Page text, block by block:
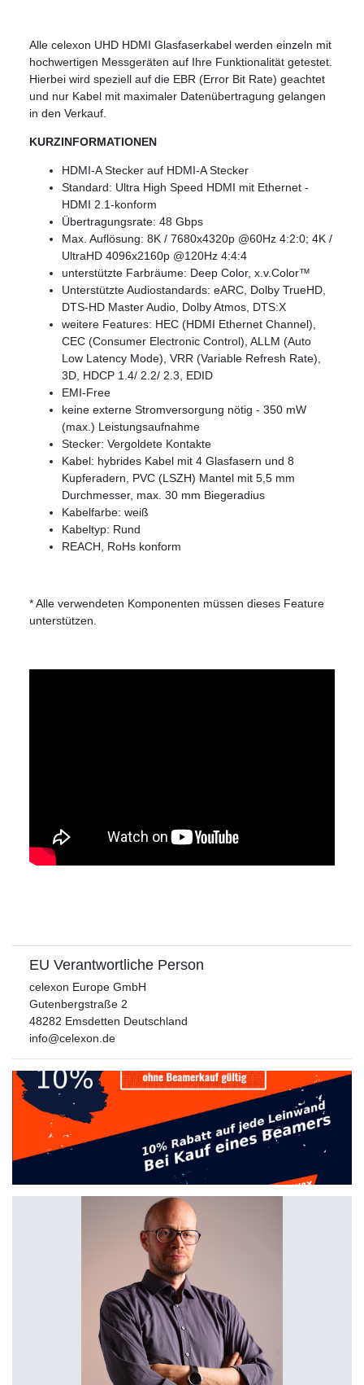
Alle celexon UHD HDMI Glasfaserkabel werden einzeln mit
hochwertigen Messgeräten auf Ihre Funktionalität getestet.
Hierbei wird speziell auf die EBR (Error Bit Rate) geachtet
und nur Kabel mit maximaler Datenübertragung gelangen
in den Verkauf.
KURZINFORMATIONEN
HDMI-A Stecker auf HDMI-A Stecker
Standard: Ultra High Speed HDMI mit Ethernet -
HDMI 2.1-konform
Übertragungsrate: 48 Gbps
Max. Auflösung: 8K / 7680x4320p @60Hz 4:2:0; 4K /
UltraHD 4096x2160p @120Hz 4:4:4
unterstützte Farbräume: Deep Color, x.v.Color™
Unterstützte Audiostandards: eARC, Dolby TrueHD,
DTS-HD Master Audio, Dolby Atmos, DTS:X
weitere Features: HEC (HDMI Ethernet Channel),
CEC (Consumer Electronic Control), ALLM (Auto
Low Latency Mode), VRR (Variable Refresh Rate),
3D, HDCP 1.4/ 2.2/ 2.3, EDID
EMI-Free
keine externe Stromversorgung nötig - 350 mW
(max.) Leistungsaufnahme
Stecker: Vergoldete Kontakte
Kabel: hybrides Kabel mit 4 Glasfasern und 8
Kupferadern, PVC (LSZH) Mantel mit 5,5 mm
Durchmesser, max. 30 mm Biegeradius
Kabelfarbe: weiß
Kabeltyp: Rund
REACH, RoHs konform
* Alle verwendeten Komponenten müssen dieses Feature
unterstützen.
EU Verantwortliche Person
celexon Europe GmbH
Gutenbergstraße 2
48282 Emsdetten Deutschland
info@celexon.de